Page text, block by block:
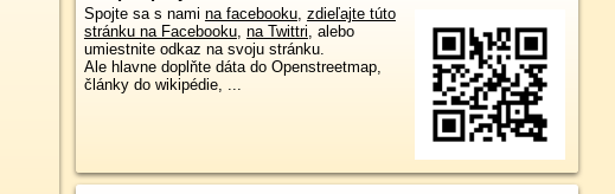
Spojte sa s nami na facebooku, zdieľajte túto
stránku na Facebooku, na Twittri, alebo
umiestnite odkaz na svoju stránku.
Ale hlavne doplňte dáta do Openstreetmap,
články do wikipédie, ...